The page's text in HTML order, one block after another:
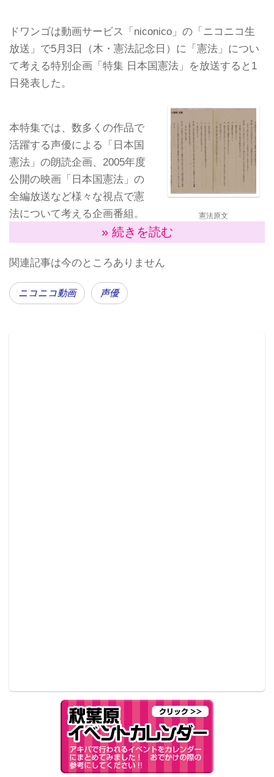
ドワンゴは動画サービス「niconico」の「ニコニコ生
放送」で5月3日（木・憲法記念日）に「憲法」につい
て考える特別企画「特集 日本国憲法」を放送すると1
日発表した。
憲法原文
本特集では、数多くの作品で
活躍する声優による「日本国
憲法」の朗読企画、2005年度
公開の映画「日本国憲法」の
全編放送など様々な視点で憲
法について考える企画番組。
ベテラン声優の古谷徹、三石
げ、しかも24時間ループするという大変渋くも興味深
い内容になるようだ。また憲法に関するドキュメンタ
リー番組も上映する。
・声優・日岡なつみも登場する『三ツ星カ
ラーズ』関連イベントが秋葉原で開催
» 続きを読む
関連記事は今のところありません
ニコニコ動画 声優